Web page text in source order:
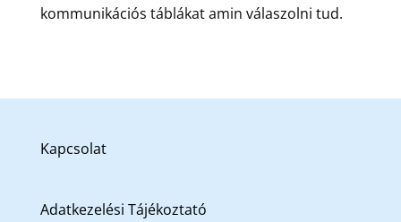
kommunikációs táblákat amin válaszolni tud.
Kapcsolat
Adatkezelési Tájékoztató